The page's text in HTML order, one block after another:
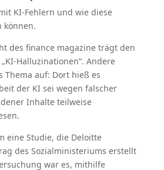
KI-Fehlern und wie diese
können.
des finance magazine trägt den
Halluzinationen“. Andere
Thema auf: Dort hieß es
der KI sei wegen falscher
Inhalte teilweise
eine Studie, die Deloitte
des Sozialministeriums erstellt
war es, mithilfe